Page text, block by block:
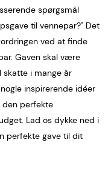
spørgsmål
til vennepar?" Det
ved at finde
Gaven skal være
skatte i mange år
inspirerende idéer
perfekte
Lad os dykke ned i
perfekte gave til dit